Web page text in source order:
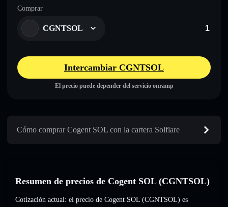
Comprar
CGNTSOL
Intercambiar CGNTSOL
El precio puede depender del servicio onramp
Cómo comprar Cogent SOL con la cartera Solflare
Resumen de precios de Cogent SOL (CGNTSOL)
Cotización actual: el precio de Cogent SOL (CGNTSOL) es